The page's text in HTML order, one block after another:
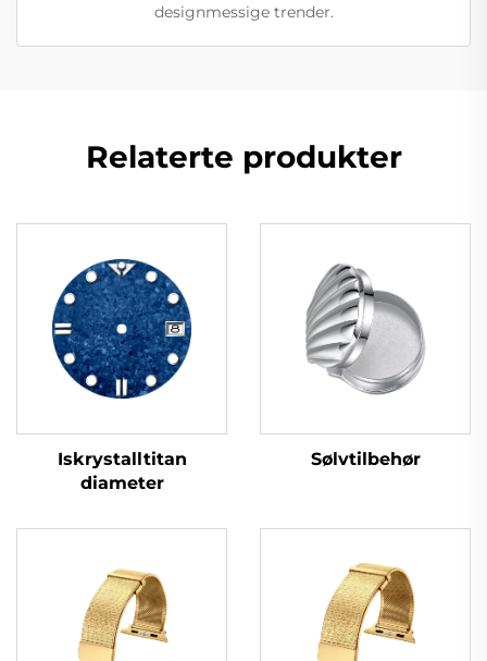
designmessige trender.
Relaterte produkter
Iskrystalltitan
diameter
Sølvtilbehør